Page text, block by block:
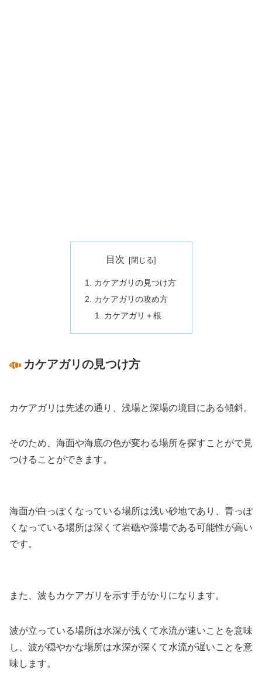
目次
カケアガリの見つけ方
カケアガリの攻め方
カケアガリ＋根
カケアガリの見つけ方
カケアガリは先述の通り、浅場と深場の境目にある傾斜。
そのため、海面や海底の色が変わる場所を探すことがで見
つけることができます。
海面が白っぽくなっている場所は浅い砂地であり、青っぽ
くなっている場所は深くて岩礁や藻場である可能性が高い
です。
また、波もカケアガリを示す手がかりになります。
波が立っている場所は水深が浅くて水流が速いことを意味
し、波が穏やかな場所は水深が深くて水流が遅いことを意
味します。